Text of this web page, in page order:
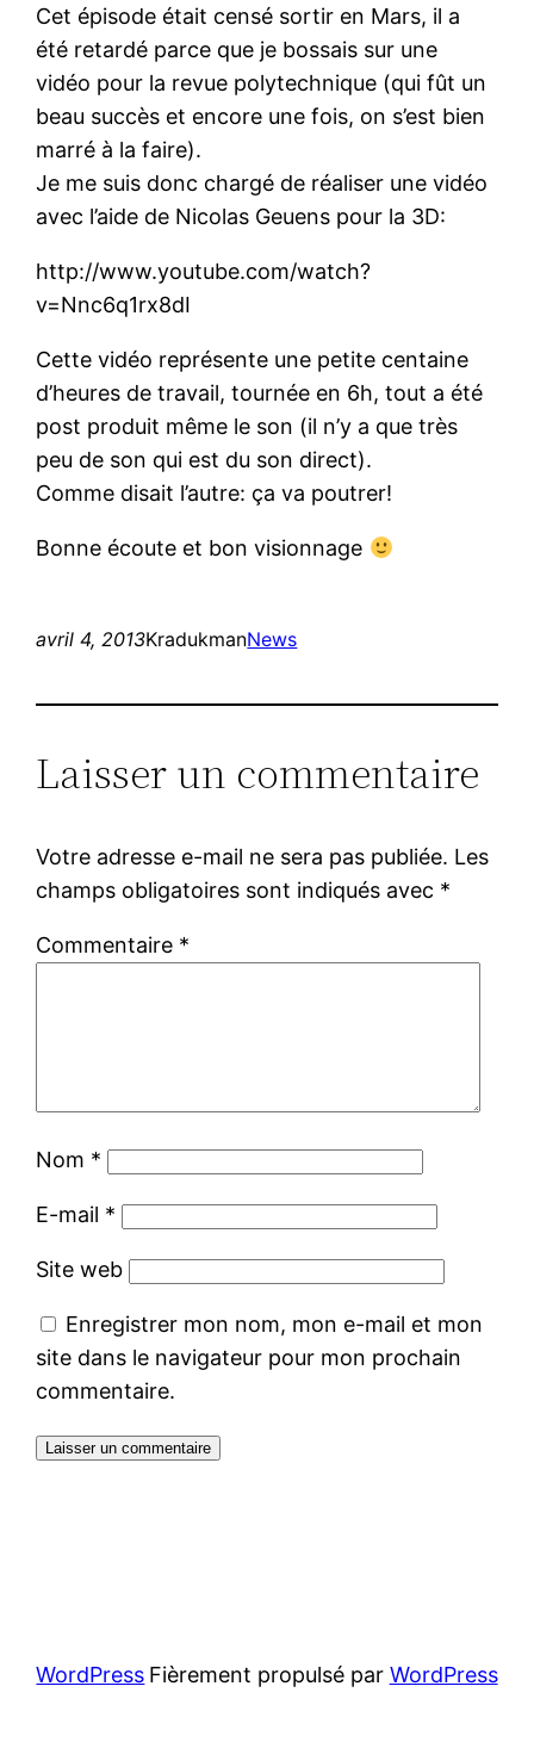
Cet épisode était censé sortir en Mars, il a
été retardé parce que je bossais sur une
vidéo pour la revue polytechnique (qui fût un
beau succès et encore une fois, on s’est bien
marré à la faire).
Je me suis donc chargé de réaliser une vidéo
avec l’aide de Nicolas Geuens pour la 3D:
http://www.youtube.com/watch?
v=Nnc6q1rx8dI
Cette vidéo représente une petite centaine
d’heures de travail, tournée en 6h, tout a été
post produit même le son (il n’y a que très
peu de son qui est du son direct).
Comme disait l’autre: ça va poutrer!
Bonne écoute et bon visionnage
avril 4, 2013KradukmanNews
Laisser un commentaire
Votre adresse e-mail ne sera pas publiée. Les
champs obligatoires sont indiqués avec *
Commentaire *
Nom *
E-mail *
Site web
Enregistrer mon nom, mon e-mail et mon
site dans le navigateur pour mon prochain
commentaire.
WordPress Fièrement propulsé par WordPress